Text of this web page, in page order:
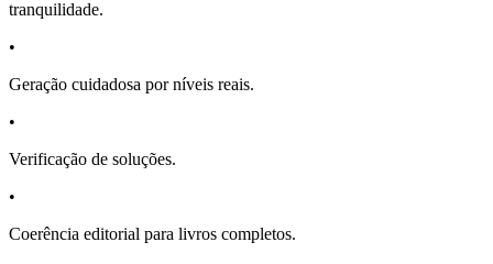
tranquilidade.
•
Geração cuidadosa por níveis reais.
•
Verificação de soluções.
•
Coerência editorial para livros completos.